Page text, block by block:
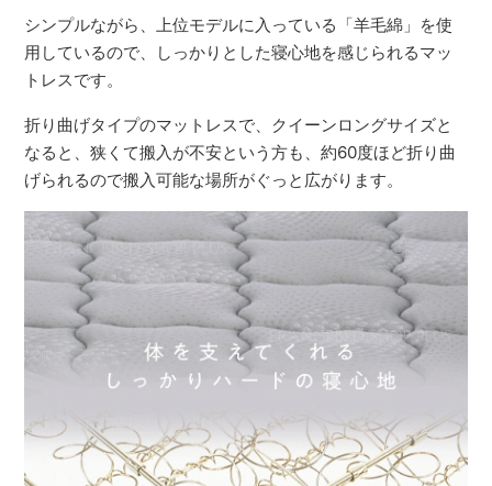
シンプルながら、上位モデルに入っている「羊毛綿」を使
用しているので、しっかりとした寝心地を感じられるマッ
トレスです。
折り曲げタイプのマットレスで、クイーンロングサイズと
なると、狭くて搬入が不安という方も、約60度ほど折り曲
げられるので搬入可能な場所がぐっと広がります。